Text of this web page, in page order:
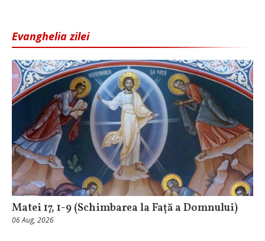
Evanghelia zilei
Matei 17, 1-9 (Schimbarea la Față a Domnului)
06 Aug, 2026